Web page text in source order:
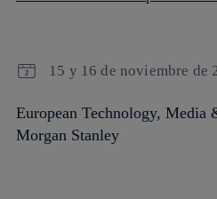
15 y 16 de noviembre de
European Technology, Media
Morgan Stanley